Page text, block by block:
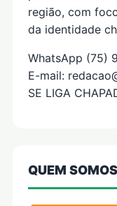
região, com
da identidade
WhatsApp (75)
E-mail:
SE LIGA
QUEM SOMOS